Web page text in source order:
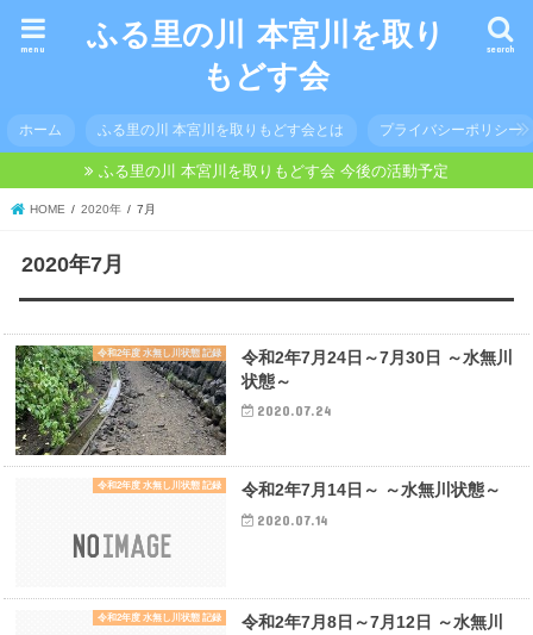
ふる里の川 本宮川を取り
もどす会
search
menu
ホーム ふる里の川 本宮川を取りもどす会とは プライバシーポリシー
ふる里の川 本宮川を取りもどす会 今後の活動予定
HOME 2020年 7月
2020年7月
令和2年度 水無し川状態 記録
令和2年7月24日～7月30日 ～水無川
状態～
2020.07.24
令和2年度 水無し川状態 記録 令和2年7月14日～ ～水無川状態～
2020.07.14
令和2年度 水無し川状態 記録
令和2年7月8日～7月12日 ～水無川